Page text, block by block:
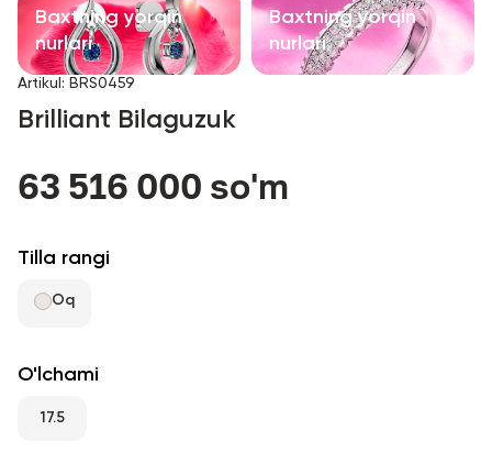
Aksessuarlar
Barcha
Biz haqimizda
Do'kon topish
Sevimli
+998 71 205 22 22
Baxtning yorqin
nurlari
Baxtning yorqin
nurlari
Artikul : BRS0459
Brilliant Bilaguzuk
63 516 000 so'm
Tilla rangi
Oq
O'lchami
17.5